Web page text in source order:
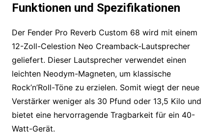
Funktionen und Spezifikationen
Der Fender Pro Reverb Custom 68 wird mit einem
12-Zoll-Celestion Neo Creamback-Lautsprecher
geliefert. Dieser Lautsprecher verwendet einen
leichten Neodym-Magneten, um klassische
Rock’n’Roll-Töne zu erzielen. Somit wiegt der neue
Verstärker weniger als 30 Pfund oder 13,5 Kilo und
bietet eine hervorragende Tragbarkeit für ein 40-
Watt-Gerät.